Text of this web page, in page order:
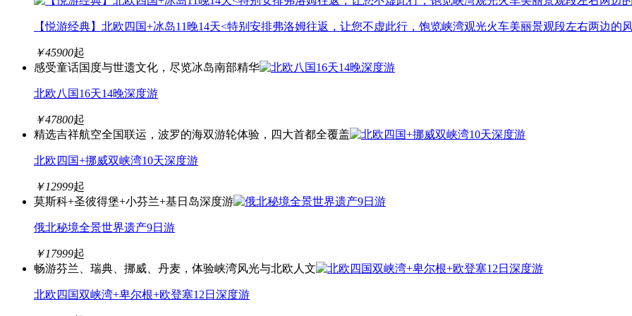
【悦游经典】北欧四国+冰岛11晚14天<特别安排弗洛姆往返，让您不虚此行，饱览峡湾观光火车美丽景观段左右两边的
￥45900起
感受童话国度与世遗文化，尽览冰岛南部精华
北欧八国16天14晚深度游
￥47800起
精选吉祥航空全国联运，波罗的海双游轮体验，四大首都全覆盖
北欧四国+挪威双峡湾10天深度游
￥12999起
莫斯科+圣彼得堡+小芬兰+基日岛深度游
俄北秘境全景世界遗产9日游
￥17999起
畅游芬兰、瑞典、挪威、丹麦，体验峡湾风光与北欧人文
北欧四国双峡湾+卑尔根+欧登塞12日深度游